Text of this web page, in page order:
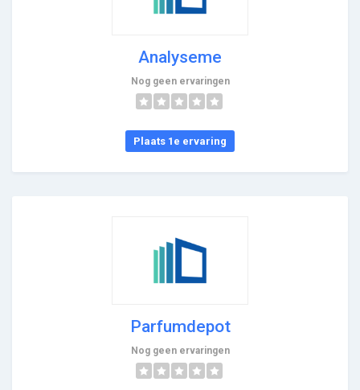
Analyseme
Nog geen ervaringen
Plaats 1e ervaring
Parfumdepot
Nog geen ervaringen